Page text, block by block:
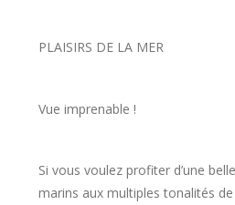
PLAISIRS DE LA MER
Vue imprenable !
Si vous voulez profiter d’une
marins aux multiples tonalités de